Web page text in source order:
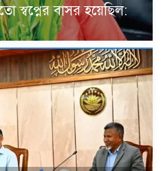
স্বপ্নের বাসর হয়েছিল: